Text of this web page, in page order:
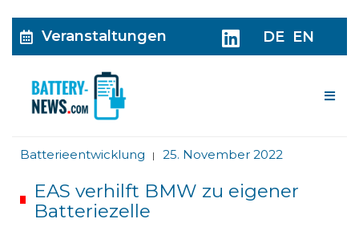
Veranstaltungen DE EN
Batterieentwicklung | 25. November 2022
EAS verhilft BMW zu eigener
Batteriezelle